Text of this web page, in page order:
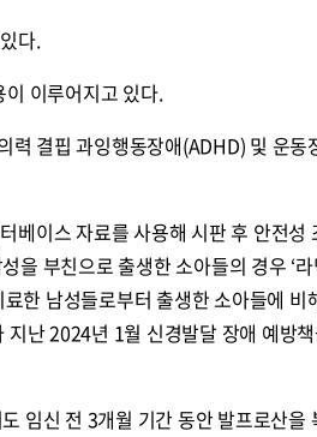
다.
이루어지고 있다.
력 결핍 과잉행동장애(ADHD) 및 운동
베이스 자료를 사용해 시판 후 안전성
을 부친으로 출생한 소아들의 경우 ‘라
한 남성들로부터 출생한 소아들에 비
난 2024년 1월 신경발달 장애 예방
임신 전 3개월 기간 동안 발프로산을